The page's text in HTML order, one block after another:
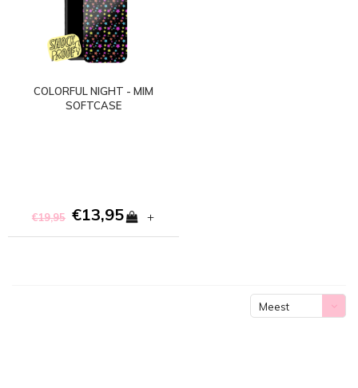
COLORFUL NIGHT - MIM
SOFTCASE
€19,95 €13,95 +
Meest